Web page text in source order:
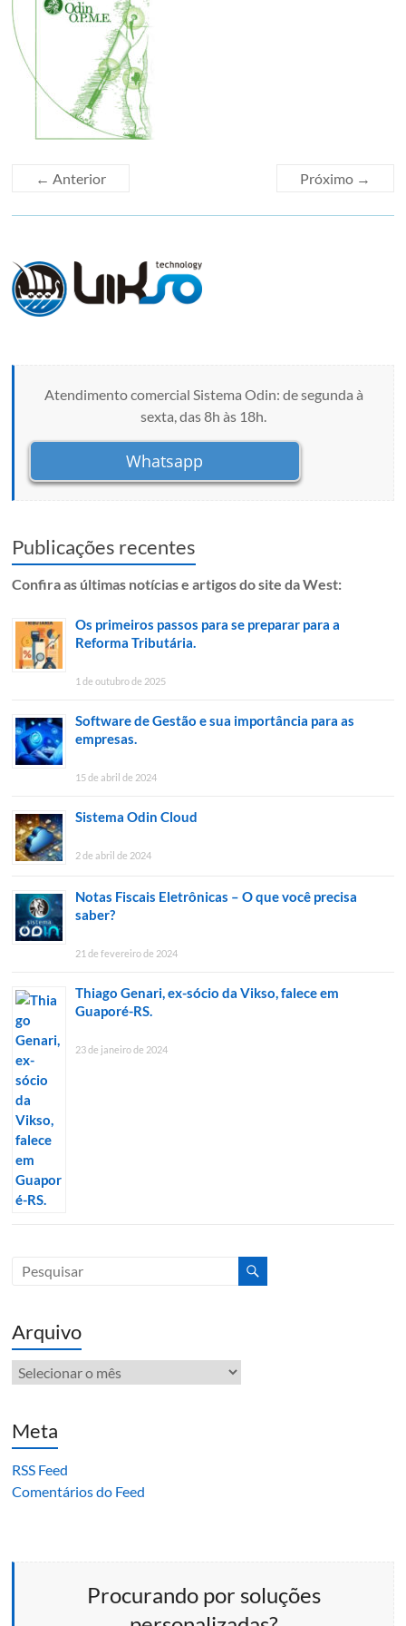
← Anterior Próximo →
Atendimento comercial Sistema Odin: de segunda à
sexta, das 8h às 18h.
Whatsapp
Publicações recentes
Confira as últimas notícias e artigos do site da West:
Os primeiros passos para se preparar para a
Reforma Tributária.
1 de outubro de 2025
Software de Gestão e sua importância para as
empresas.
15 de abril de 2024
Sistema Odin Cloud
2 de abril de 2024
Notas Fiscais Eletrônicas – O que você precisa
saber?
21 de fevereiro de 2024
Thiago Genari, ex-sócio da Vikso, falece em
Guaporé-RS.
23 de janeiro de 2024
Arquivo
Arquivo
Meta
RSS Feed
Comentários do Feed
Procurando por soluções